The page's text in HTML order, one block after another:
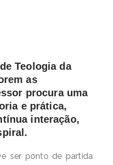
Teologia da
as
procura uma
e prática,
interação,
ser ponto de partida